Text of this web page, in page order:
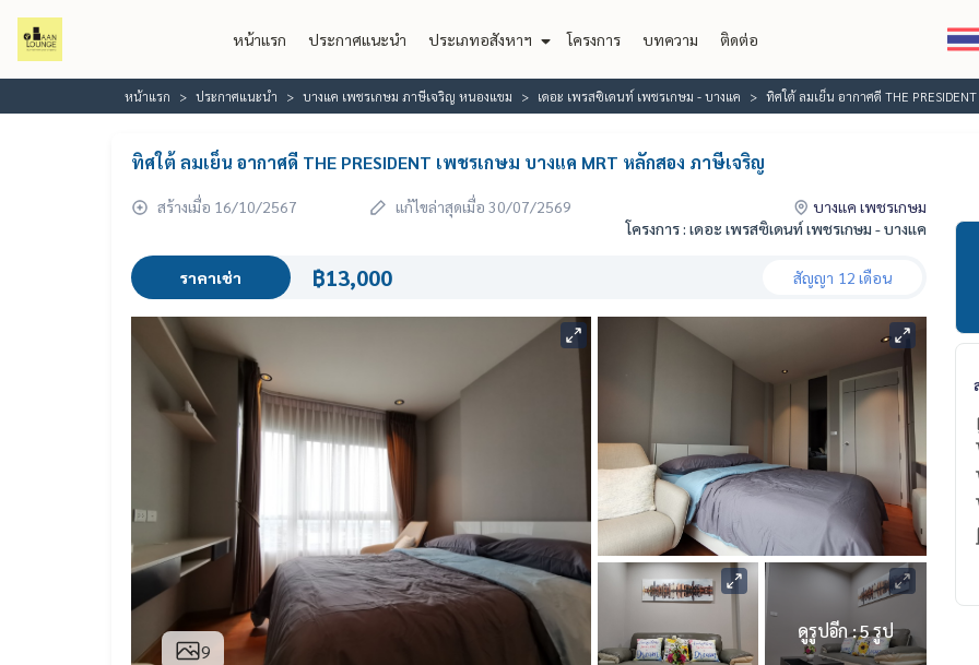
หน้าแรก ประกาศแนะนำ ประเภทอสังหาฯ โครงการ บทความ ติดต่อ
หน้าแรก ประกาศแนะนำ บางแค เพชรเกษม ภาษีเจริญ หนองแขม เดอะ เพรสซิเดนท์ เพชรเกษม - บางแค ทิศใต้ ลมเย็น อากาศดี THE
ทิศใต้ ลมเย็น อากาศดี THE PRESIDENT เพชรเกษม บางแค MRT หลักสอง ภาษีเจริญ
สร้างเมื่อ 16/10/2567 แก้ไขล่าสุดเมื่อ 30/07/2569
บางแค เพชรเกษม
โครงการ : เดอะ เพรสซิเดนท์ เพชรเกษม - บางแค
ราคาเช่า ฿13,000 สัญญา 12 เดือน
9
ดูรูปอีก : 5 รูป